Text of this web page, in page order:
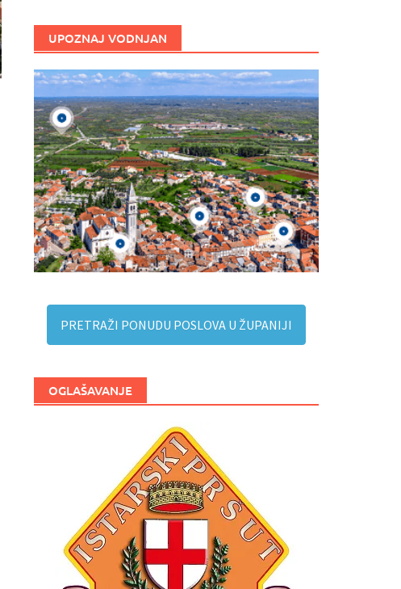
UPOZNAJ VODNJAN
PRETRAŽI PONUDU POSLOVA U ŽUPANIJI
OGLAŠAVANJE